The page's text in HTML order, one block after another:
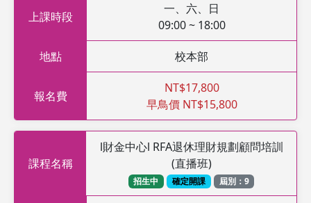
上課時段
一、六、日
09:00 ~ 18:00
地點 校本部
報名費
NT$17,800
早鳥價 NT$15,800
課程名稱
l財金中心l RFA退休理財規劃顧問培訓
(直播班)
招生中 確定開課 屆別：9